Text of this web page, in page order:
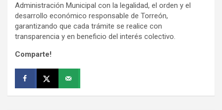
Administración Municipal con la legalidad, el orden y el
desarrollo económico responsable de Torreón,
garantizando que cada trámite se realice con
transparencia y en beneficio del interés colectivo.
Comparte!